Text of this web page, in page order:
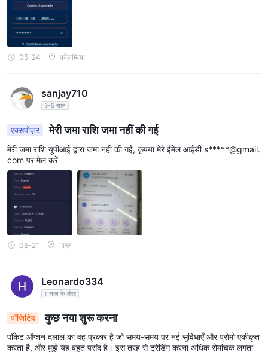
05-24 कोलम्बिया
sanjay710
3-5 साल
एक्सपोज़र मेरी जमा राशि जमा नहीं की गई
मेरी जमा राशि यूपीआई द्वारा जमा नहीं की गई, कृपया मेरे ईमेल आईडी s*****@gmail.
com पर मेल करें
05-21 भारत
Leonardo334
1 साल के अंदर
पॉजिटिव कुछ नया शुरू करना
पॉकेट ऑप्शन दलाल का वह प्रकार है जो समय-समय पर नई सुविधाएँ और प्रोमो एकीकृत
करता है, और मुझे यह बहुत पसंद है। इस तरह से ट्रेडिंग करना अधिक रोमांचक लगता